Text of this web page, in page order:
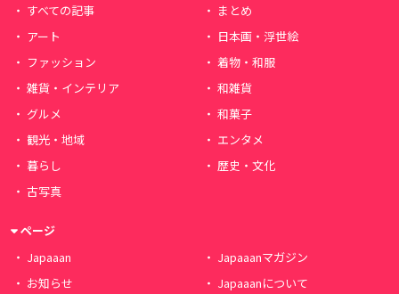
すべての記事
まとめ
アート
日本画・浮世絵
ファッション
着物・和服
雑貨・インテリア
和雑貨
グルメ
和菓子
観光・地域
エンタメ
暮らし
歴史・文化
古写真
ページ
Japaaan
Japaaanマガジン
お知らせ
Japaaanについて